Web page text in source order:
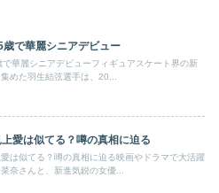
歳で華麗シニアデビュー
華麗シニアデビューフィギュアスケート界の新
めた羽生結弦選手は、20...
愛は似てる？噂の真相に迫る
は似てる？噂の真相に迫る映画やドラマで大活躍
奈さんと、新進気鋭の女優...